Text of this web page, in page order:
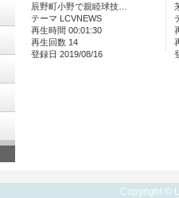
辰野町小野で親睦球技…
テーマ LCVNEWS
再生時間 00:01:30
再生回数 14
登録日 2019/08/16
Copyright ©